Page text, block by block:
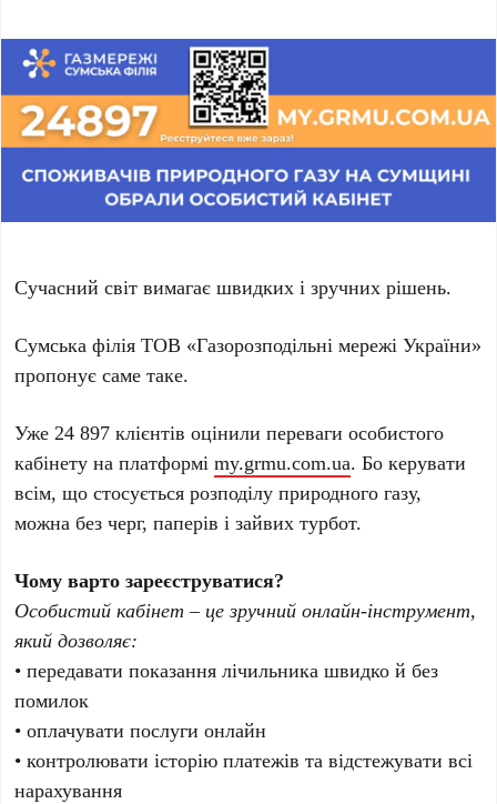
Сучасний світ вимагає швидких і зручних рішень.
Сумська філія ТОВ «Газорозподільні мережі України»
пропонує саме таке.
Уже 24 897 клієнтів оцінили переваги особистого
кабінету на платформіmy.grmu.com.ua. Бо керувати
всім, що стосується розподілу природного газу,
можна без черг, паперів і зайвих турбот.
Чому варто зареєструватися?
Особистий кабінет – це зручний онлайн-інструмент,
який дозволяє:
• передавати показання лічильника швидко й без
помилок
• оплачувати послуги онлайн
• контролювати історію платежів та відстежувати всі
нарахування